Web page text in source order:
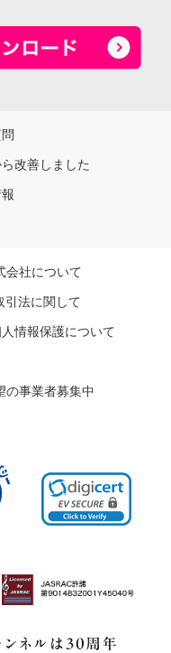
改善しました
会社について
引法に関して
情報保護について
の事業者募集中